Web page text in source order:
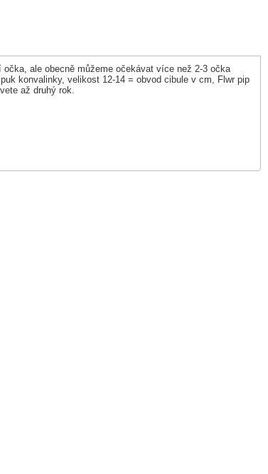
ale obecně můžeme očekávat více než 2-3 očka
konvalinky, velikost 12-14 = obvod cibule v cm, Flwr pip
až druhý rok.